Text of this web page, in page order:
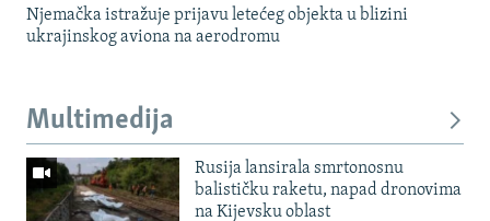
Njemačka istražuje prijavu letećeg objekta u blizini
ukrajinskog aviona na aerodromu
Multimedija
Rusija lansirala smrtonosnu
balističku raketu, napad dronovima
na Kijevsku oblast